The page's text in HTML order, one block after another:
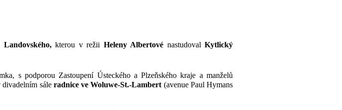
kterou v režii Heleny Albertové nastudoval Kytlický
s podporou Zastoupení Ústeckého a Plzeňského kraje a manželů
divadelním sále radnice ve Woluwe-St.-Lambert (avenue Paul Hymans